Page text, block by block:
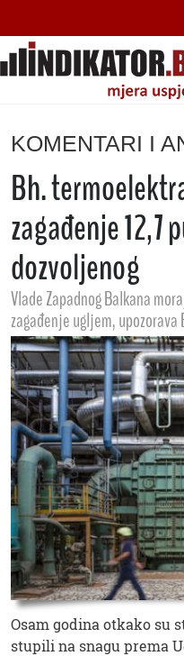
KOMENTARI I
Bh.
zagađenje 12,7
dozvoljenog
Vlade Zapadnog Balkana
zagađenje ugljem,
Osam godina otkako su
stupili na snagu prema